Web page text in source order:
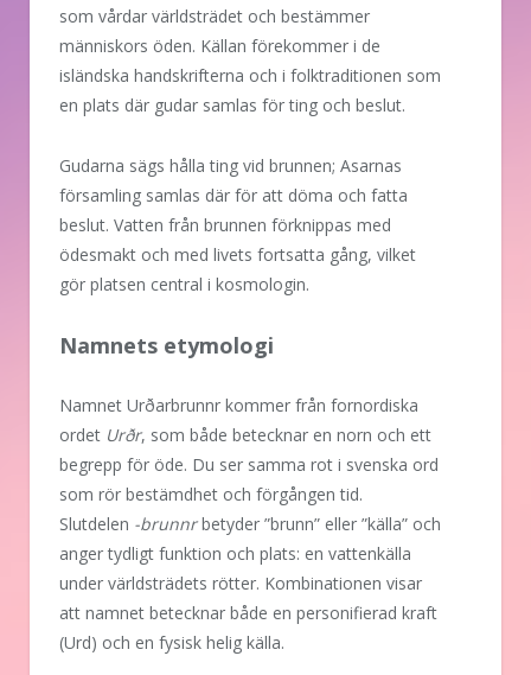
som vårdar världsträdet och bestämmer
människors öden. Källan förekommer i de
isländska handskrifterna och i folktraditionen som
en plats där gudar samlas för ting och beslut.
Gudarna sägs hålla ting vid brunnen; Asarnas
församling samlas där för att döma och fatta
beslut. Vatten från brunnen förknippas med
ödesmakt och med livets fortsatta gång, vilket
gör platsen central i kosmologin.
Namnets etymologi
Namnet Urðarbrunnr kommer från fornordiska
ordet Urðr, som både betecknar en norn och ett
begrepp för öde. Du ser samma rot i svenska ord
som rör bestämdhet och förgången tid.
Slutdelen -brunnrbetyder ”brunn” eller ”källa” och
anger tydligt funktion och plats: en vattenkälla
under världsträdets rötter. Kombinationen visar
att namnet betecknar både en personifierad kraft
(Urd) och en fysisk helig källa.